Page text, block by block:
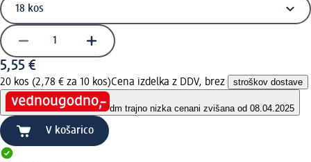
5,55 €
20 kos (2,78 € za 10 kos)Cena izdelka z DDV, brez stroškov dostave
dm trajno nizka cenani zvišana od 08.04.2025
V košarico